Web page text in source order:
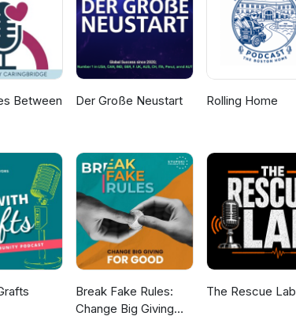
Between
Der Große Neustart Rolling Home
Break Fake Rules:
Change Big Giving
The Rescue Lab